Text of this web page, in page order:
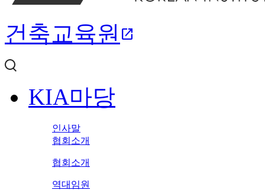
건축교육원 open_in_new
KIA마당
인사말
협회소개
협회소개
역대임원